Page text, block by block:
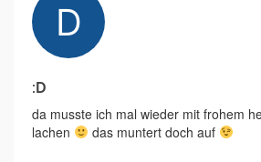
:D
da musste ich mal wieder mit frohem
lachen
das muntert doch auf